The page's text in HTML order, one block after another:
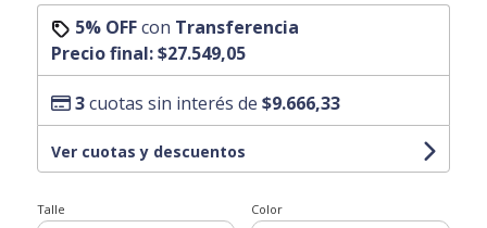
5% OFFcon Transferencia
Precio final:$27.549,05
3cuotas sin interés de $9.666,33
Ver cuotas y descuentos
Talle Color